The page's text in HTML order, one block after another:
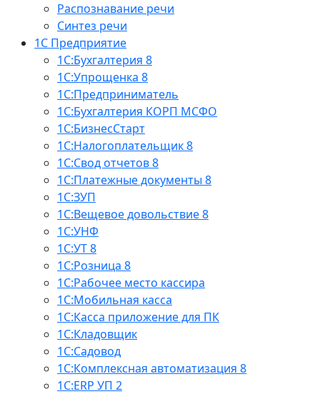
Распознавание речи
Синтез речи
1С Предприятие
1С:Бухгалтерия 8
1С:Упрощенка 8
1С:Предприниматель
1С:Бухгалтерия КОРП МСФО
1С:БизнесСтарт
1С:Налогоплательщик 8
1С:Свод отчетов 8
1С:Платежные документы 8
1С:ЗУП
1С:Вещевое довольствие 8
1С:УНФ
1С:УТ 8
1С:Розница 8
1С:Рабочее место кассира
1С:Мобильная касса
1С:Касса приложение для ПК
1С:Кладовщик
1С:Садовод
1С:Комплексная автоматизация 8
1С:ERP УП 2